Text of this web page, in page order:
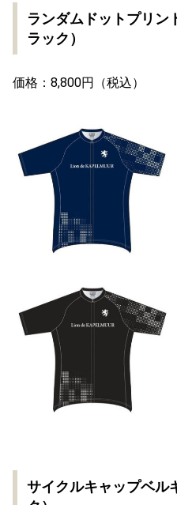
ランダムドットプリン
ラック）
価格：8,800円（税込）
サイクルキャップベル